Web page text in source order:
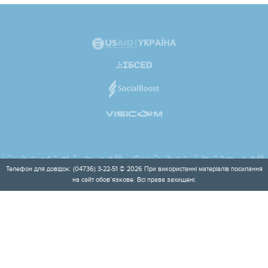
Телефон для довідок: (04736) 3-22-51 © 2026 При використанні матеріалів посилання
на сайт обов’язкове. Всі права захищені.